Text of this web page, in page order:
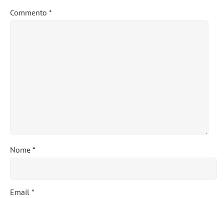
Commento *
Nome *
Email *